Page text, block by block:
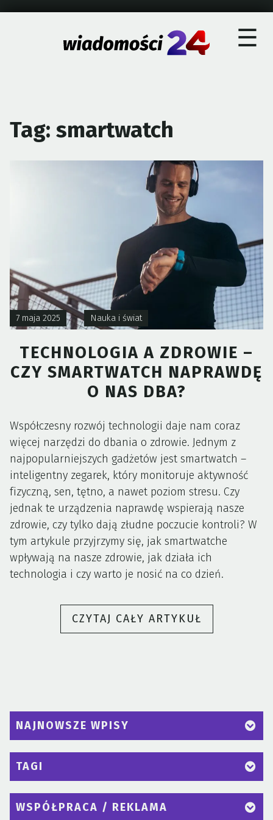
☰
×
Tag: smartwatch
7 maja 2025 Nauka i świat
TECHNOLOGIA A ZDROWIE –
CZY SMARTWATCH NAPRAWDĘ
O NAS DBA?
Współczesny rozwój technologii daje nam coraz
więcej narzędzi do dbania o zdrowie. Jednym z
najpopularniejszych gadżetów jest smartwatch –
inteligentny zegarek, który monitoruje aktywność
fizyczną, sen, tętno, a nawet poziom stresu. Czy
jednak te urządzenia naprawdę wspierają nasze
zdrowie, czy tylko dają złudne poczucie kontroli? W
tym artykule przyjrzymy się, jak smartwatche
wpływają na nasze zdrowie, jak działa ich
technologia i czy warto je nosić na co dzień.
CZYTAJ CAŁY ARTYKUŁ
A
NAPRAWDĘ
NAS
NAJNOWSZE WPISY
TAGI
WSPÓŁPRACA / REKLAMA